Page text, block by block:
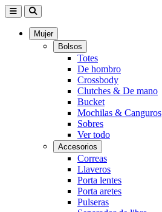
Mujer
Bolsos
Totes
De hombro
Crossbody
Clutches & De mano
Bucket
Mochilas & Canguros
Sobres
Ver todo
Accesorios
Correas
Llaveros
Porta lentes
Porta aretes
Pulseras